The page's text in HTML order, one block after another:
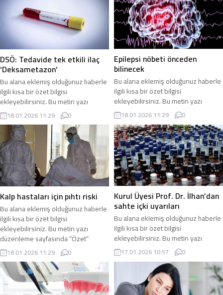
DSÖ: Tedavide tek etkili ilaç
‘Deksametazon’
Bu alana eklemiş olduğunuz haberle
ilgili kısa bir özet bilgisi
ekleyebilirsiniz. Bu metin yazı
düzenleme sayfasında “Özet”
bölümünden eklenebilir. Özet
eklenmişse başlık altında kalın
olarak bu şekilde gösterilir,
eklenmemişse bu alan boş kalır.
18.01.2026 11:29 0
Epilepsi nöbeti önceden
bilinecek
Bu alana eklemiş olduğunuz haberle
ilgili kısa bir özet bilgisi
ekleyebilirsiniz. Bu metin yazı
düzenleme sayfasında “Özet”
bölümünden eklenebilir. Özet
eklenmişse başlık altında kalın
olarak bu şekilde gösterilir,
eklenmemişse bu alan boş kalır.
18.01.2026 11:29 0
Kalp hastaları için pıhtı riski
Bu alana eklemiş olduğunuz haberle
ilgili kısa bir özet bilgisi
ekleyebilirsiniz. Bu metin yazı
düzenleme sayfasında “Özet”
bölümünden eklenebilir. Özet
eklenmişse başlık altında kalın
olarak bu şekilde gösterilir,
eklenmemişse bu alan boş kalır.
18.01.2026 11:29 0
Kurul Üyesi Prof. Dr. İlhan’dan
sahte içki uyarıları
Bu alana eklemiş olduğunuz haberle
ilgili kısa bir özet bilgisi
ekleyebilirsiniz. Bu metin yazı
düzenleme sayfasında “Özet”
bölümünden eklenebilir. Özet
eklenmişse başlık altında kalın
olarak bu şekilde gösterilir,
eklenmemişse bu alan boş kalır.
17.01.2026 10:57 0